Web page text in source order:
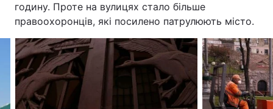
годину. Проте на вулицях стало більше
правоохоронців, які посилено патрулюють місто.